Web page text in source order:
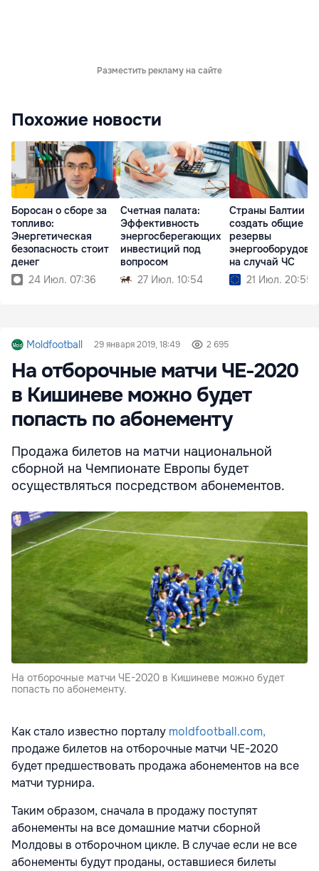
Разместить рекламу на сайте
Похожие новости
Боросан о сборе за
топливо:
Энергетическая
безопасность стоит
денег
24 Июл. 07:36
Счетная палата:
Эффективность
энергосберегающих
инвестиций под
вопросом
27 Июл. 10:54
Страны Балтии
создать общие
резервы
на случай ЧС
21 Июл. 20:55
Moldfootball 29 января 2019, 18:49 2 695
На отборочные матчи ЧЕ-2020
в Кишиневе можно будет
попасть по абонементу
Продажа билетов на матчи национальной
сборной на Чемпионате Европы будет
осуществляться посредством абонементов.
На отборочные матчи ЧЕ-2020 в Кишиневе можно будет
попасть по абонементу.
Как стало известно порталу moldfootball.com,
продаже билетов на отборочные матчи ЧЕ-2020
будет предшествовать продажа абонементов на все
матчи турнира.
Таким образом, сначала в продажу поступят
абонементы на все домашние матчи сборной
Молдовы в отборочном цикле. В случае если не все
абонементы будут проданы, оставшиеся билеты